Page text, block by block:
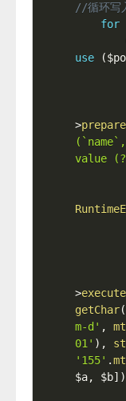
//循环写
for
use
(
>prepare
value
>execute
getChar(
m-d' ,
01' ) ,
'155' .
$a, $b] )